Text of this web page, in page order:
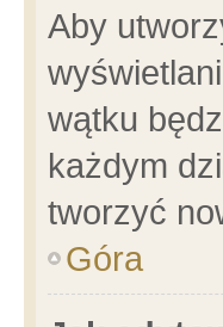
Aby
wątku
każdym
tworzyć
Góra